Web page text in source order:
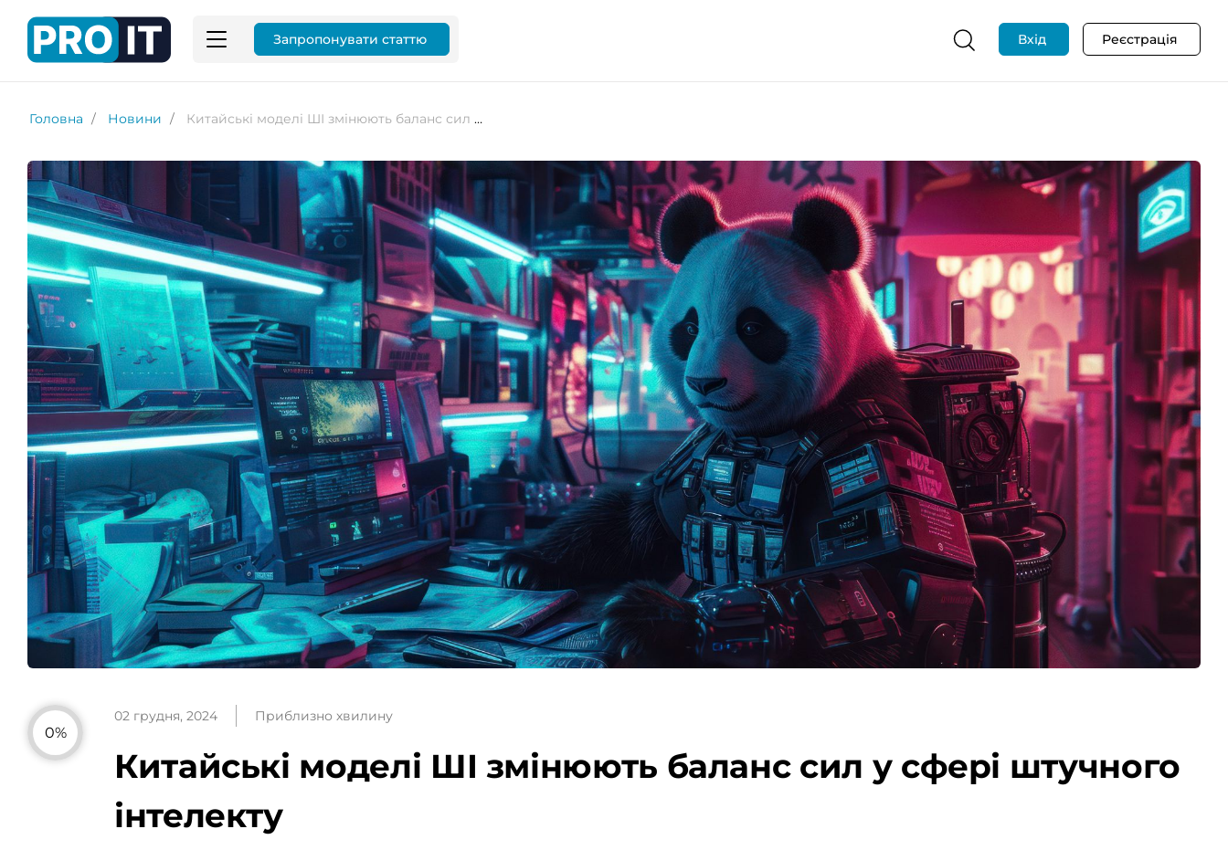
Запропонувати статтю Вхід Реєстрація
Головна Новини Китайські моделі ШІ змінюють баланс сил у сфері штучного інтелекту
0%
02 грудня, 2024 Приблизно хвилину
Китайські моделі ШІ змінюють баланс сил у сфері штучного
інтелекту